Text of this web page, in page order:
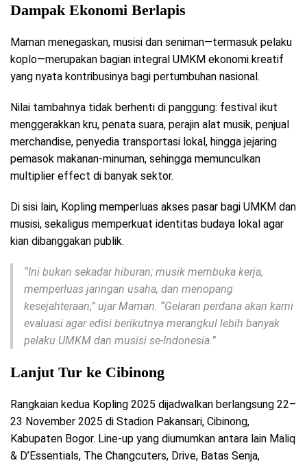
Dampak Ekonomi Berlapis
Maman menegaskan, musisi dan seniman—termasuk pelaku
koplo—merupakan bagian integral UMKM ekonomi kreatif
yang nyata kontribusinya bagi pertumbuhan nasional.
Nilai tambahnya tidak berhenti di panggung: festival ikut
menggerakkan kru, penata suara, perajin alat musik, penjual
merchandise, penyedia transportasi lokal, hingga jejaring
pemasok makanan-minuman, sehingga memunculkan
multiplier effect di banyak sektor.
Di sisi lain, Kopling memperluas akses pasar bagi UMKM dan
musisi, sekaligus memperkuat identitas budaya lokal agar
kian dibanggakan publik.
“Ini bukan sekadar hiburan; musik membuka kerja,
memperluas jaringan usaha, dan menopang
kesejahteraan,” ujar Maman. “Gelaran perdana akan kami
evaluasi agar edisi berikutnya merangkul lebih banyak
pelaku UMKM dan musisi se-Indonesia.”
Lanjut Tur ke Cibinong
Rangkaian kedua Kopling 2025 dijadwalkan berlangsung 22–
23 November 2025 di Stadion Pakansari, Cibinong,
Kabupaten Bogor. Line-up yang diumumkan antara lain Maliq
& D’Essentials, The Changcuters, Drive, Batas Senja,